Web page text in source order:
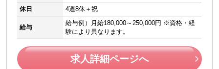
休日
4週8休＋祝
給与
給与例）月給180,000～250,000円 ※資格・経
験により異なります。
求人詳細ページへ